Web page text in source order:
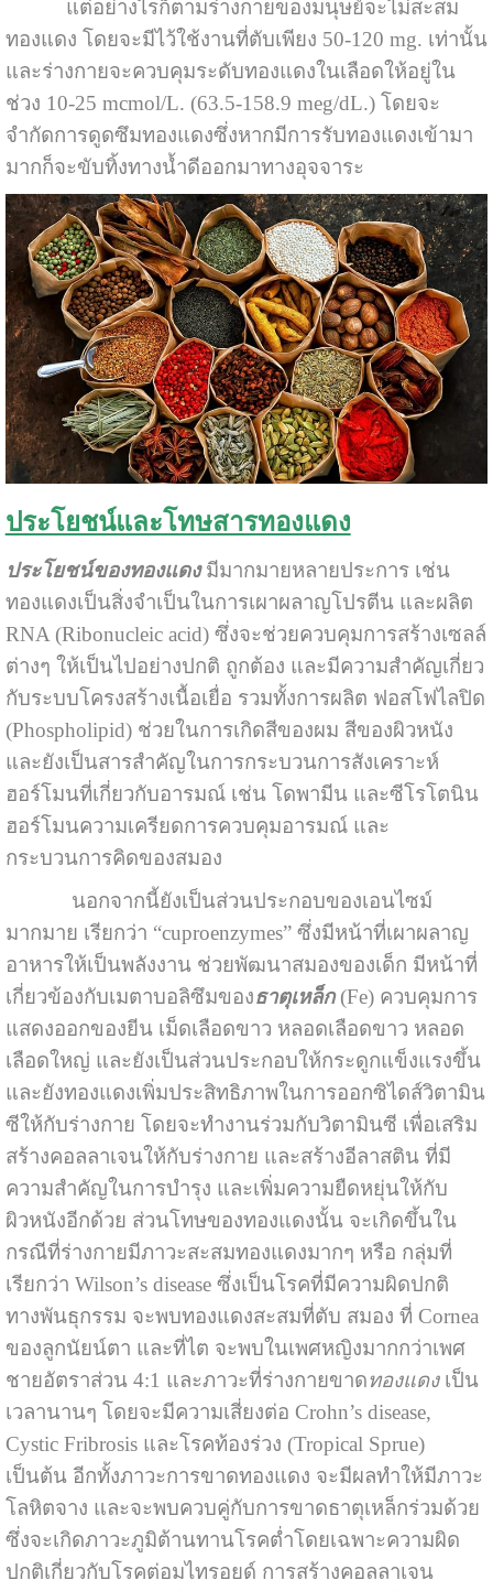
แต่อย่างไรก็ตามร่างกายของมนุษย์จะไม่สะสม
ทองแดง โดยจะมีไว้ใช้งานที่ตับเพียง 50-120 mg. เท่านั้น
และร่างกายจะควบคุมระดับทองแดงในเลือดให้อยู่ใน
ช่วง 10-25 mcmol/L. (63.5-158.9 meg/dL.) โดยจะ
จำกัดการดูดซึมทองแดงซึ่งหากมีการรับทองแดงเข้ามา
มากก็จะขับทิ้งทางน้ำดีออกมาทางอุจจาระ
ประโยชน์และโทษสารทองแดง
ประโยชน์ของทองแดง มีมากมายหลายประการ เช่น
ทองแดงเป็นสิ่งจำเป็นในการเผาผลาญโปรตีน และผลิต
RNA (Ribonucleic acid) ซึ่งจะช่วยควบคุมการสร้างเซลล์
ต่างๆ ให้เป็นไปอย่างปกติ ถูกต้อง และมีความสำคัญเกี่ยว
กับระบบโครงสร้างเนื้อเยื่อ รวมทั้งการผลิต ฟอสโฟไลปิด
(Phospholipid) ช่วยในการเกิดสีของผม สีของผิวหนัง
และยังเป็นสารสำคัญในการกระบวนการสังเคราะห์
ฮอร์โมนที่เกี่ยวกับอารมณ์ เช่น โดพามีน และซีโรโตนิน
ฮอร์โมนความเครียดการควบคุมอารมณ์ และ
กระบวนการคิดของสมอง
นอกจากนี้ยังเป็นส่วนประกอบของเอนไซม์
มากมาย เรียกว่า “cuproenzymes” ซึ่งมีหน้าที่เผาผลาญ
อาหารให้เป็นพลังงาน ช่วยพัฒนาสมองของเด็ก มีหน้าที่
เกี่ยวข้องกับเมตาบอลิซึมของธาตุเหล็ก(Fe) ควบคุมการ
แสดงออกของยีน เม็ดเลือดขาว หลอดเลือดขาว หลอด
เลือดใหญ่ และยังเป็นส่วนประกอบให้กระดูกแข็งแรงขึ้น
และยังทองแดงเพิ่มประสิทธิภาพในการออกซิไดส์วิตามิน
ซีให้กับร่างกาย โดยจะทำงานร่วมกับวิตามินซี เพื่อเสริม
สร้างคอลลาเจนให้กับร่างกาย และสร้างอีลาสติน ที่มี
ความสำคัญในการบำรุง และเพิ่มความยืดหยุ่นให้กับ
ผิวหนังอีกด้วย ส่วนโทษของทองแดงนั้น จะเกิดขึ้นใน
กรณีที่ร่างกายมีภาวะสะสมทองแดงมากๆ หรือ กลุ่มที่
เรียกว่า Wilson’s disease ซึ่งเป็นโรคที่มีความผิดปกติ
ทางพันธุกรรม จะพบทองแดงสะสมที่ตับ สมอง ที่ Cornea
ของลูกนัยน์ตา และที่ไต จะพบในเพศหญิงมากกว่าเพศ
ชายอัตราส่วน 4:1 และภาวะที่ร่างกายขาดทองแดงเป็น
เวลานานๆ โดยจะมีความเสี่ยงต่อ Crohn’s disease,
Cystic Fribrosis และโรคท้องร่วง (Tropical Sprue)
เป็นต้น อีกทั้งภาวะการขาดทองแดง จะมีผลทำให้มีภาวะ
โลหิตจาง และจะพบควบคู่กับการขาดธาตุเหล็กร่วมด้วย
ซึ่งจะเกิดภาวะภูมิต้านทานโรคต่ำโดยเฉพาะความผิด
ปกติเกี่ยวกับโรคต่อมไทรอยด์ การสร้างคอลลาเจน